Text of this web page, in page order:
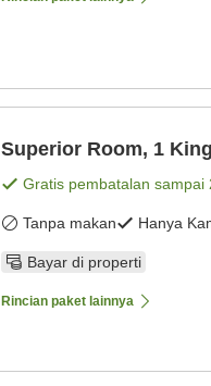
Superior Room, 1
Gratis pembatalan sampai
Tanpa makan Hanya
Bayar di properti
Rincian paket lainnya